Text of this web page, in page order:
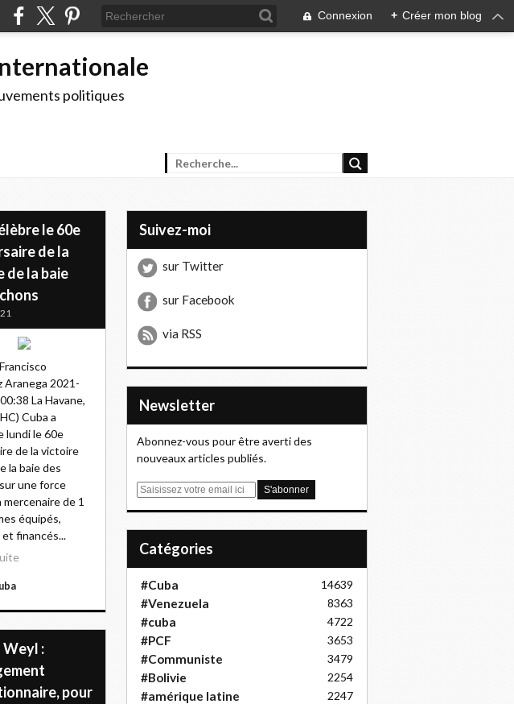
Connexion + Créer mon blog
politiques
le 60e
de la
de la baie
Aranega 2021-
La Havane,
Cuba a
lundi le 60e
de la victoire
la baie des
une force
de 1
équipés,
financés...
Weyl :
pour
Suivez-moi
sur Twitter
sur Facebook
via RSS
Newsletter
Abonnez-vous pour être averti des
nouveaux articles publiés.
E
Catégories
#Cuba 14639
#Venezuela 8363
#cuba 4722
#PCF 3653
#Communiste 3479
#Bolivie 2254
#amérique latine 2247